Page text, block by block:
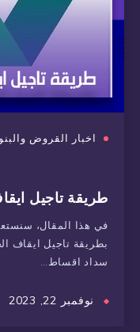
اخبار القروض
طريقة تاجيل
في هذا المقال،
بطريقة تاجيل ايقاف
سداد اقساط…
نوفمبر 22, 2023